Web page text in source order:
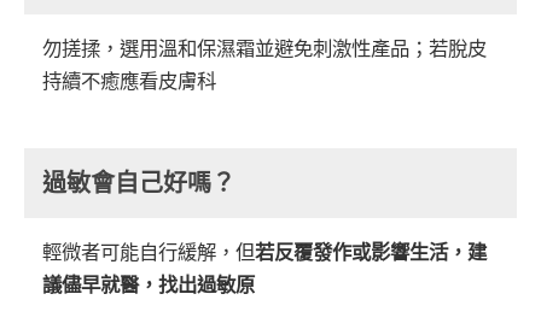
勿搓揉，選用溫和保濕霜並避免刺激性產品；若脫皮
持續不癒應看皮膚科
過敏會自己好嗎？
輕微者可能自行緩解，但若反覆發作或影響生活，建
議儘早就醫，找出過敏原